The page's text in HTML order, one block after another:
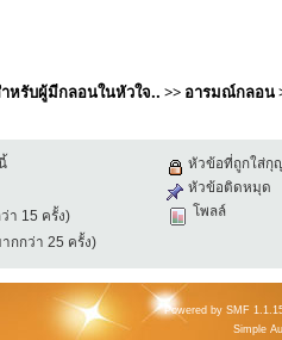
หรับผู้มีกลอนในหัวใจ.. >> อารมณ์กลอน
า 15 ครั้ง)
กกว่า 25 ครั้ง)
หัวข้อที่ถูกใส่กุ
หัวข้อติดหมุด
โพลล์
Powered by SMF
Simple